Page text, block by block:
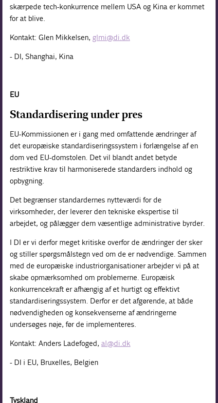
skærpede tech-konkurrence mellem USA og Kina er kommet
for at blive.
Kontakt: Glen Mikkelsen, glmi@di.dk
- DI, Shanghai, Kina
EU
Standardisering under pres
EU-Kommissionen er i gang med omfattende ændringer af
det europæiske standardiseringssystem i forlængelse af en
dom ved EU-domstolen. Det vil blandt andet betyde
restriktive krav til harmoniserede standarders indhold og
opbygning.
Det begrænser standardernes nytteværdi for de
virksomheder, der leverer den tekniske ekspertise til
arbejdet, og pålægger dem væsentlige administrative byrder.
I DI er vi derfor meget kritiske overfor de ændringer der sker
og stiller spørgsmålstegn ved om de er nødvendige. Sammen
med de europæiske industriorganisationer arbejder vi på at
skabe opmærksomhed om problemerne. Europæisk
konkurrencekraft er afhængig af et hurtigt og effektivt
standardiseringssystem. Derfor er det afgørende, at både
nødvendigheden og konsekvenserne af ændringerne
undersøges nøje, før de implementeres.
Kontakt: Anders Ladefoged,al@di.dk
- DI i EU, Bruxelles, Belgien
Tyskland